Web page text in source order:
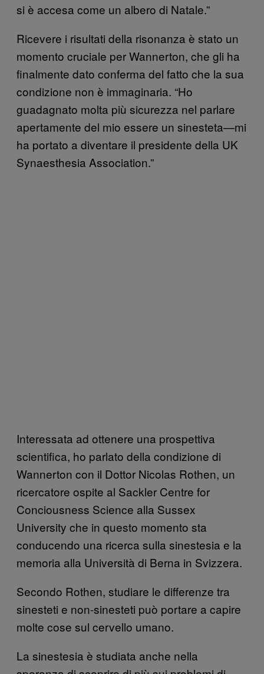
si è accesa come un albero di Natale.”
Ricevere i risultati della risonanza è stato un
momento cruciale per Wannerton, che gli ha
finalmente dato conferma del fatto che la sua
condizione non è immaginaria. “Ho
guadagnato molta più sicurezza nel parlare
apertamente del mio essere un sinesteta—mi
ha portato a diventare il presidente della UK
Synaesthesia Association.”
Interessata ad ottenere una prospettiva
scientifica, ho parlato della condizione di
Wannerton con il Dottor Nicolas Rothen, un
ricercatore ospite al Sackler Centre for
Conciousness Science alla Sussex
University che in questo momento sta
conducendo una ricerca sulla sinestesia e la
memoria alla Università di Berna in Svizzera.
Secondo Rothen, studiare le differenze tra
sinesteti e non-sinesteti può portare a capire
molte cose sul cervello umano.
La sinestesia è studiata anche nella